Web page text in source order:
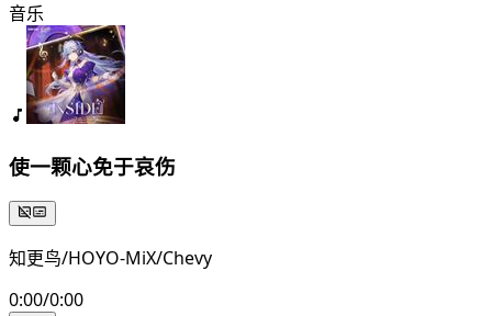
音乐
使一颗心免于哀伤
知更鸟/HOYO-MiX/Chevy
0:00/0:00